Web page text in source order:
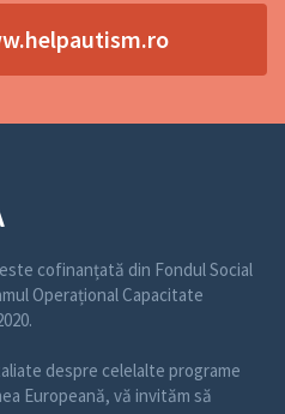
cofinanțată din Fondul Social
Operațional Capacitate
despre celelalte programe
Europeană, vă invităm să